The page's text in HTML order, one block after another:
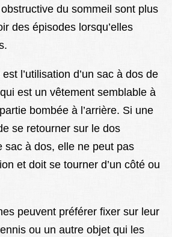
du sommeil sont plus
des épisodes lorsqu’elles
l’utilisation d’un sac à dos de
est un vêtement semblable à
bombée à l’arrière. Si une
se retourner sur le dos
sac à dos, elle ne peut pas
et doit se tourner d’un côté ou
peuvent préférer fixer sur leur
ou un autre objet qui les